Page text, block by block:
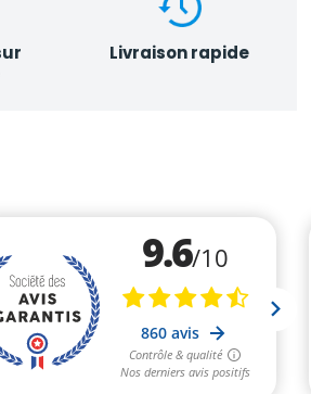
Livraison rapide